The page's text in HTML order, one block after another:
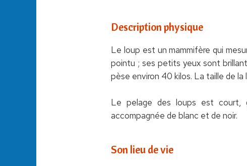
Description physique
Le loup est un mammifère qui
pointu ; ses petits yeux sont
pèse environ 40 kilos. La taille de
Le pelage des loups est court,
accompagnée de blanc et de noir.
Son lieu de vie